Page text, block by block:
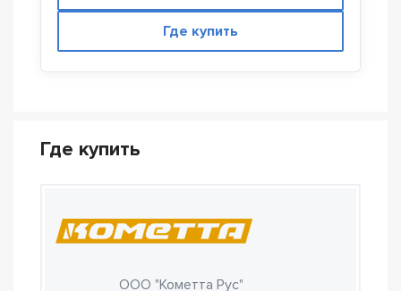
Где купить
Где купить
ООО "Кометта Рус"